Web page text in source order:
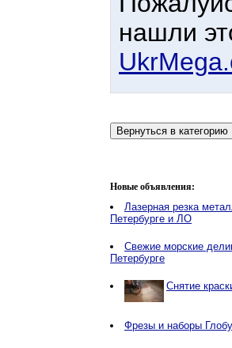
нашли
Новые объявления:
Лазерная резка
Петербурге и ЛО
Свежие морские
Петербурге
Снятие
Фрезы и наборы